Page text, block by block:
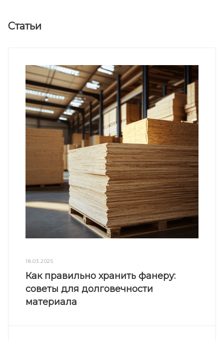
Статьи
18.03.2025
Как правильно хранить фанеру:
советы для долговечности
материала